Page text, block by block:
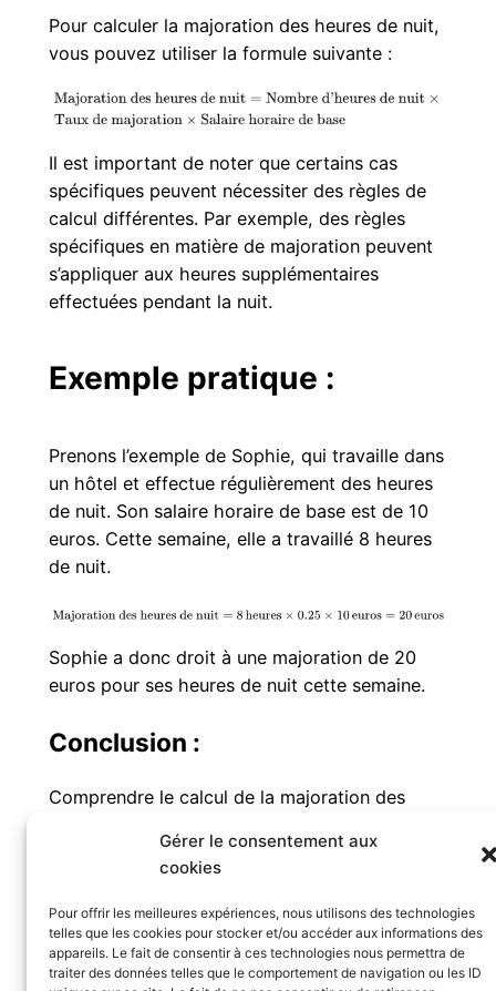
Gérer le consentement aux
cookies
Pour offrir les meilleures expériences, nous utilisons des technologies
telles que les cookies pour stocker et/ou accéder aux informations des
appareils. Le fait de consentir à ces technologies nous permettra de
traiter des données telles que le comportement de navigation ou les ID
Pour calculer la majoration des heures de nuit,
vous pouvez utiliser la formule suivante :
Il est important de noter que certains cas
spécifiques peuvent nécessiter des règles de
calcul différentes. Par exemple, des règles
spécifiques en matière de majoration peuvent
s’appliquer aux heures supplémentaires
effectuées pendant la nuit.
Exemple pratique :
Prenons l’exemple de Sophie, qui travaille dans
un hôtel et effectue régulièrement des heures
de nuit. Son salaire horaire de base est de 10
euros. Cette semaine, elle a travaillé 8 heures
de nuit.
Sophie a donc droit à une majoration de 20
euros pour ses heures de nuit cette semaine.
Conclusion :
Comprendre le calcul de la majoration des
employeurs et les salariés. En respectant les
réglementations en vigueur et les accords
collectifs, vous pouvez garantir une
rémunération équitable pour les heures de nuit
effectuées. N’hésitez pas àconsulter un expert